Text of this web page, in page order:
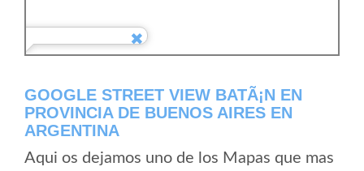
GOOGLE STREET VIEW BATÃ¡N EN
PROVINCIA DE BUENOS AIRES EN
ARGENTINA
Aqui os dejamos uno de los Mapas que mas